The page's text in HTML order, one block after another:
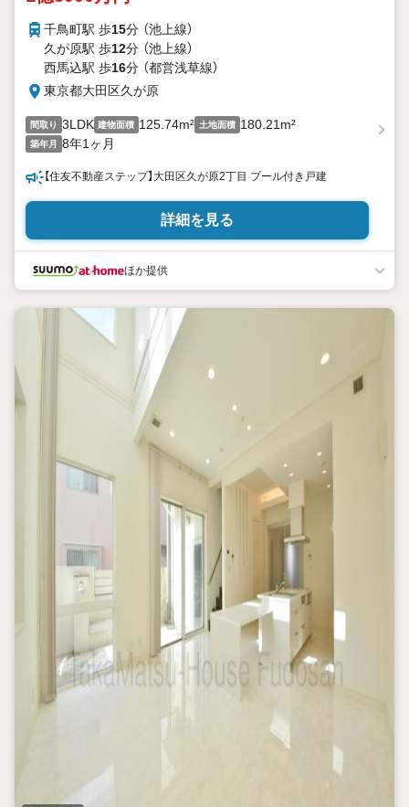
千鳥町駅 歩15分 （池上線）
久が原駅 歩12分 （池上線）
西馬込駅 歩16分 （都営浅草線）
東京都大田区久が原
間取り 3LDK 建物面積 125.74m² 土地面積 180.21m²
築年月 8年1ヶ月
【住友不動産ステップ】大田区久が原2丁目 プール付き戸建
詳細を見る
ほか提供